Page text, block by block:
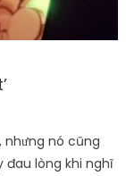
nhưng nó cũng
đau lòng khi nghĩ